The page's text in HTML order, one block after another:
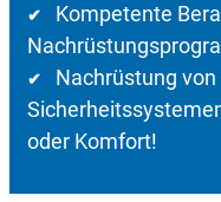
✔ Kompetente
✔ Nachrüstung
oder Komfort!